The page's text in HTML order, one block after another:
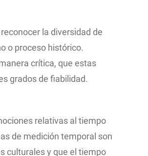
la diversidad de
o proceso histórico.
crítica, que estas
grados de fiabilidad.
relativas al tiempo
de medición temporal son
culturales y que el tiempo